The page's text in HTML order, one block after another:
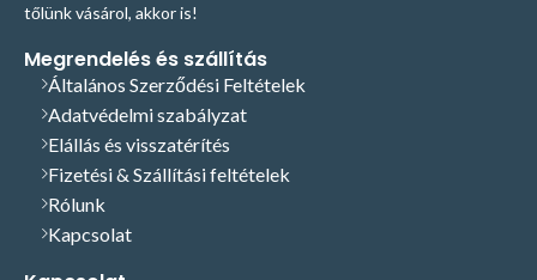
tőlünk vásárol, akkor is!
Megrendelés és szállítás
Általános Szerződési Feltételek
Adatvédelmi szabályzat
Elállás és visszatérítés
Fizetési & Szállítási feltételek
Rólunk
Kapcsolat